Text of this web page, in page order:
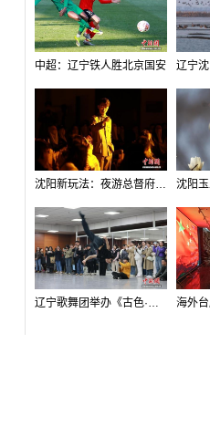
中超：辽宁铁人胜北京国安
沈阳新玩法：夜游总督府，当一回“赴宴者”
辽宁歌舞团举办《古色·国宝辽宁》排练开放日活动